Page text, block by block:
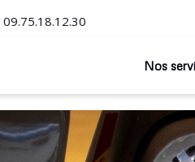
09.75.18.12.30
Nos